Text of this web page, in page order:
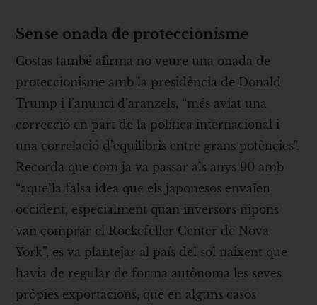
Sense onada de proteccionisme
Costas també afirma no veure una onada de
proteccionisme amb la presidència de Donald
Trump i l’anunci d’aranzels, “més aviat una
correcció en part de la política internacional i
una correlació d’equilibris entre grans potències".
Recorda que com ja va passar als anys 90 amb
“aquella falsa idea que els japonesos envaïen
occident, especialment quan inversors nipons
van comprar el Rockefeller Center de Nova
York”, es va plantejar al país del sol naixent que
havia de regular de forma autònoma les seves
pròpies exportacions, que en alguns casos